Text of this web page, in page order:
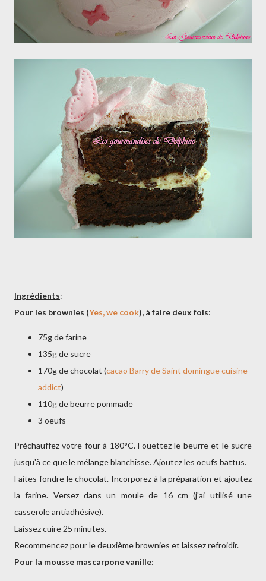
Ingrédients:
Pour les brownies (Yes, we cook), à faire deux fois:
75g de farine
135g de sucre
170g de chocolat (cacao Barry de Saint domingue cuisine
addict)
110g de beurre pommade
3 oeufs
Préchauffez votre four à 180°C. Fouettez le beurre et le sucre
jusqu'à ce que le mélange blanchisse. Ajoutez les oeufs battus.
Faites fondre le chocolat. Incorporez à la préparation et ajoutez
la farine. Versez dans un moule de 16 cm (j'ai utilisé une
casserole antiadhésive).
Laissez cuire 25 minutes.
Recommencez pour le deuxième brownies et laissez refroidir.
Pour la mousse mascarpone vanille: